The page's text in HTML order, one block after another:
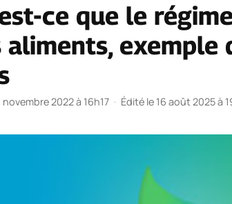
ce que le
aliments, exemple
novembre 2022 à 16h17 · Édité le 16 août 2025 à